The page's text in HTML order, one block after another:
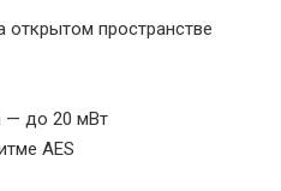
открытом пространстве
— до 20 мВт
AES